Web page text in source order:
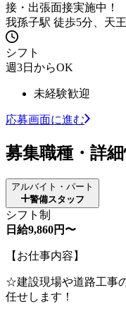
接・出張面接実施中！
我孫子駅 徒歩5分、天
シフト
週3日からOK
未経験歓迎
応募画面に進む
募集職種・詳
アルバイト・パート
警備スタッフ
シフト制
日給9,860円〜
【お仕事内容】
☆建設現場や道路工事
任せします！